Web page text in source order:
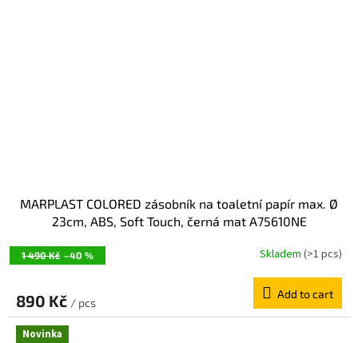
1 490 Kč –40 %
MARPLAST COLORED zásobník na toaletní papír max. Ø
23cm, ABS, Soft Touch, černá mat A75610NE
Skladem (>1 pcs)
890 Kč / pcs
Add to cart
Novinka